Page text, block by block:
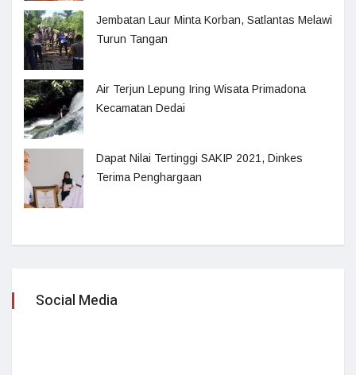
Jembatan Laur Minta Korban, Satlantas Melawi
Turun Tangan
Air Terjun Lepung Iring Wisata Primadona
Kecamatan Dedai
Dapat Nilai Tertinggi SAKIP 2021, Dinkes
Terima Penghargaan
Social Media